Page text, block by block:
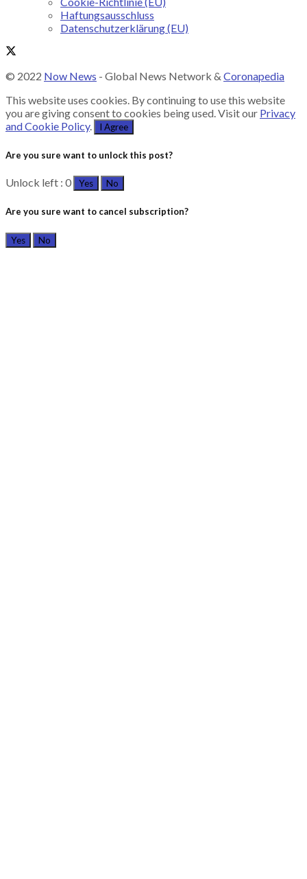
Haftungsausschluss
Datenschutzerklärung (EU)
© 2022 Now News - Global News Network & Coronapedia
This website uses cookies. By continuing to use this website
you are giving consent to cookies being used. Visit our Privacy
and Cookie Policy. I Agree
Are you sure want to unlock this post?
Unlock left : 0 Yes No
Are you sure want to cancel subscription?
Yes No